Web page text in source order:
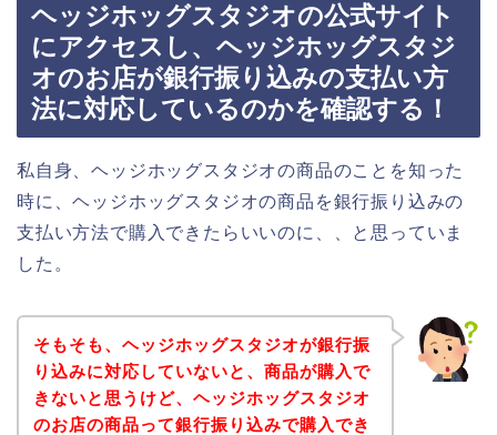
ヘッジホッグスタジオの公式サイト
にアクセスし、ヘッジホッグスタジ
オのお店が銀行振り込みの支払い方
法に対応しているのかを確認する！
私自身、ヘッジホッグスタジオの商品のことを知った
時に、ヘッジホッグスタジオの商品を銀行振り込みの
支払い方法で購入できたらいいのに、、と思っていま
した。
そもそも、ヘッジホッグスタジオが銀行振
り込みに対応していないと、商品が購入で
きないと思うけど、ヘッジホッグスタジオ
のお店の商品って銀行振り込みで購入でき